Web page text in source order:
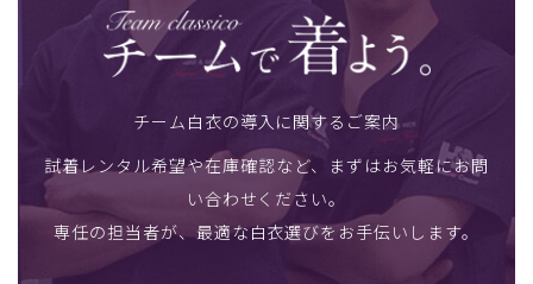
チーム白衣の導入に関するご案内
試着レンタル希望や在庫確認など、まずはお気軽にお問
い合わせください。
専任の担当者が、最適な白衣選びをお手伝いします。